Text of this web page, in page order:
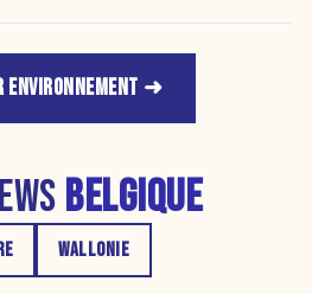
ENVIRONNEMENT
BELGIQUE
WALLONIE